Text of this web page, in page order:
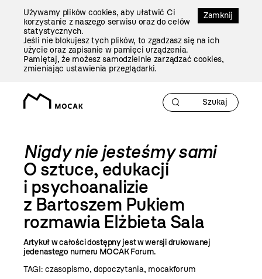
Zamknij
Używamy plików cookies, aby ułatwić Ci
korzystanie z naszego serwisu oraz do celów
statystycznych.
Jeśli nie blokujesz tych plików, to zgadzasz się na ich
użycie oraz zapisanie w pamięci urządzenia.
Pamiętaj, że możesz samodzielnie zarządzać cookies,
zmieniając ustawienia przeglądarki.
Nigdy nie jesteśmy sami
O sztuce, edukacji
i psychoanalizie
z Bartoszem Pukiem
rozmawia Elżbieta Sala
Artykuł w całości dostępny jest w wersji drukowanej
jedenastego numeru MOCAK Forum.
TAGI:czasopismo, dopoczytania, mocakforum